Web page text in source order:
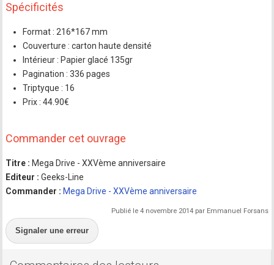
Spécificités
Format : 216*167 mm
Couverture : carton haute densité
Intérieur : Papier glacé 135gr
Pagination : 336 pages
Triptyque : 16
Prix : 44.90€
Commander cet ouvrage
Titre : Mega Drive - XXVème anniversaire
Editeur :Geeks-Line
Commander : Mega Drive - XXVème anniversaire
Publié le 4 novembre 2014 par Emmanuel Forsans
Signaler une erreur